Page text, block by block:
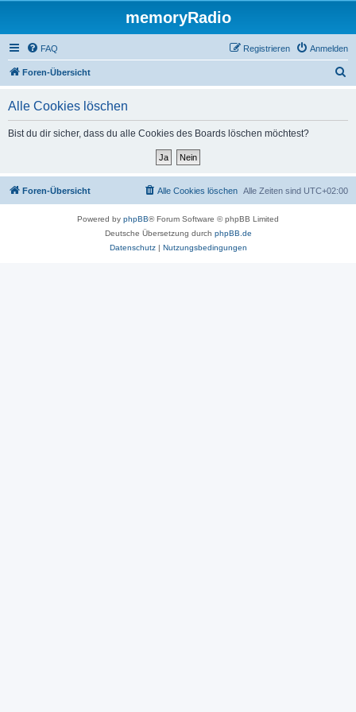
memoryRadio
FAQ Anmelden
Registrieren
Foren-Übersicht
Alle Cookies löschen
Bist du dir sicher, dass du alle Cookies des Boards löschen möchtest?
Foren-Übersicht Alle Zeiten sind UTC+02:00
Alle Cookies löschen
Powered by phpBB® Forum Software © phpBB Limited
Deutsche Übersetzung durch phpBB.de
Datenschutz| Nutzungsbedingungen